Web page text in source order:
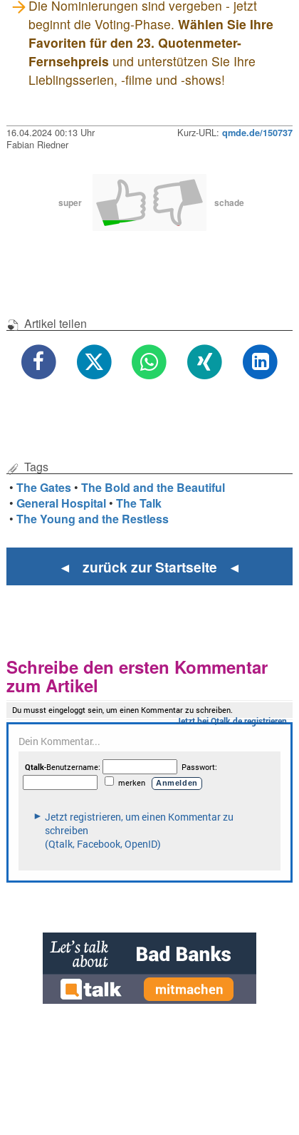
Die Nominierungen sind vergeben - jetzt
beginnt die Voting-Phase. Wählen Sie Ihre
Favoriten für den 23. Quotenmeter-
Fernsehpreis und unterstützen Sie Ihre
Lieblingsserien, -filme und -shows!
16.04.2024 00:13 Uhr Kurz-URL: qmde.de/150737
Fabian Riedner
super schade
Artikel teilen
Tags
•The Gates •The Bold and the Beautiful
•General Hospital •The Talk
•The Young and the Restless
◄ zurück zur Startseite ◄
Schreibe den ersten Kommentar
zum Artikel